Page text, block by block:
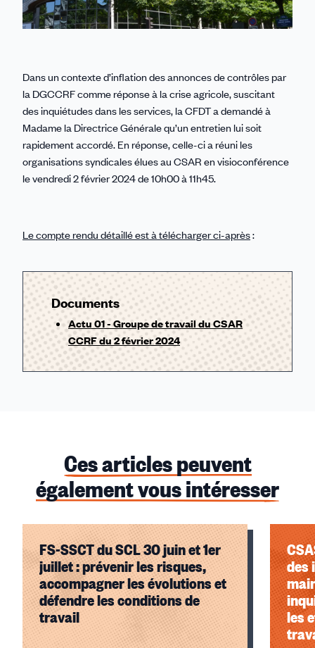
Dans un contexte d’inflation des annonces de contrôles par
la DGCCRF comme réponse à la crise agricole, suscitant
des inquiétudes dans les services, la CFDT a demandé à
Madame la Directrice Générale qu’un entretien lui soit
rapidement accordé. En réponse, celle-ci a réuni les
organisations syndicales élues au CSAR en visioconférence
le vendredi 2 février 2024 de 10h00 à 11h45.
Le compte rendu détaillé est à télécharger ci-après:
Documents
Actu 01 - Groupe de travail du CSAR
CCRF du 2 février 2024
Ces articles peuvent
également vous intéresser
FS-SSCT du SCL 30 juin et 1er
juillet : prévenir les risques,
accompagner les évolutions et
défendre les conditions de
travail
des
les